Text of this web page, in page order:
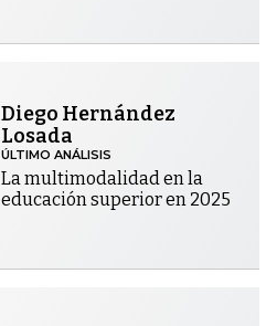
Diego Hernández
Losada
ÚLTIMO ANÁLISIS
La multimodalidad en la
educación superior en 2025